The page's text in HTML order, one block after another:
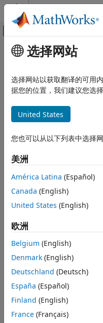
跳到内容
画布外导航菜单
文档主页
语言基础知识
数据类型
数值类型
数学
常量和测试矩阵
语法
描述
示例
输入参量
扩展功能
版本历史记录
另请参阅
主要内容
anynan
确定是否有任一数组元素为
全页折叠
语法
TF = anynan(A)
说明
如果
( )。如果没有元素是
如果 A包含复数并且有至
示例
示例
全部折叠
确定向量是否包含
选择网站
选择网站以获取翻译的可用
据您的位置，我们建议您选择
United States
您也可以从以下列表中选择网
美洲
América Latina (Español)
Canada (English)
United States (English)
欧洲
Belgium (English)
Denmark (English)
Deutschland (Deutsch)
España (Español)
Finland (English)
France (Français)